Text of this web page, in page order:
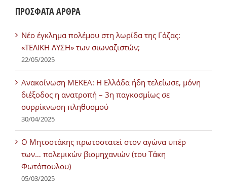
ΠΡΟΣΦΑΤΑ ΑΡΘΡΑ
Νέο έγκλημα πολέμου στη λωρίδα της Γάζας:
«ΤΕΛΙΚΗ ΛΥΣΗ» των σιωναζιστών;
22/05/2025
Ανακοίνωση ΜΕΚΕΑ: Η Ελλάδα ήδη τελείωσε, μόνη
διέξοδος η ανατροπή – 3η παγκοσμίως σε
συρρίκνωση πληθυσμού
30/04/2025
Ο Μητσοτάκης πρωτοστατεί στον αγώνα υπέρ
των… πολεμικών βιομηχανιών (του Τάκη
Φωτόπουλου)
05/03/2025